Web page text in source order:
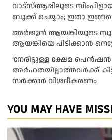
വാട്‌സ്ആപ്പിലൂടെ
ബുക്ക് ചെയ്യാം; ഇതാ
അർജുൻ ആയങ്കിയുടെ
ആയങ്കിയെ പിടിക്കാൻ
‘നേരിട്ടുള്ള ക്ഷേമ
അർഹതയില്ലാത്തവർക്ക്
സർക്കാ‍ർ വിശദീകരണം
YOU MAY HAVE